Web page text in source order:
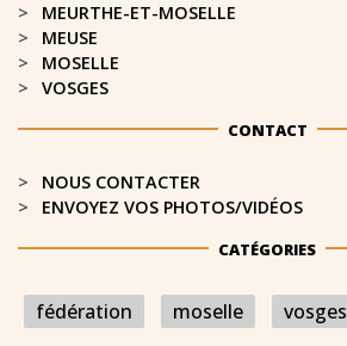
MEURTHE-ET-MOSELLE​
MEUSE
MOSELLE
VOSGES
CONTACT
NOUS CONTACTER
ENVOYEZ VOS PHOTOS/VIDÉOS
CATÉGORIES
fédération moselle vosges